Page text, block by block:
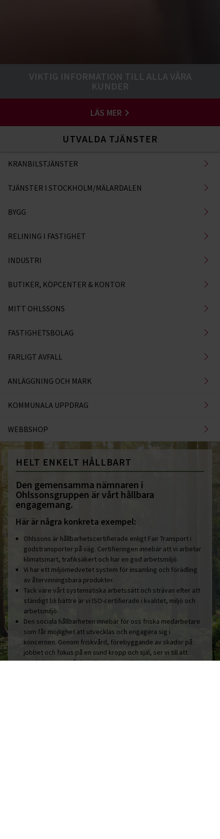
VIKTIG INFORMATION TILL ALLA VÅRA
KUNDER
LÄS MER
UTVALDA TJÄNSTER
KRANBILSTJÄNSTER
TJÄNSTER I STOCKHOLM/MÄLARDALEN
BYGG
RELINING I FASTIGHET
INDUSTRI
BUTIKER, KÖPCENTER & KONTOR
MITT OHLSSONS
FASTIGHETSBOLAG
FARLIGT AVFALL
ANLÄGGNING OCH MARK
KOMMUNALA UPPDRAG
WEBBSHOP
HELT ENKELT HÅLLBART
Den gemensamma nämnaren i
Ohlssonsgruppen är vårt hållbara
engagemang.
Här är några konkreta exempel:
Ohlssons är hållbarhetscertifierade enligt Fair Transport i
godstransporter på väg. Certifieringen innebär att vi arbetar
klimatsmart, trafiksäkert och har en god arbetsmiljö.
Vi har ett miljömedvetet system för insamling och förädling
av återvinningsbara produkter.
Tack vare vårt systematiska arbetssätt och strävan efter att
ständigt bli bättre är vi ISO-certifierade i kvalitet, miljö och
arbetsmiljö.
Den sociala hållbarheten innebär för oss friska medarbetare
som får möjlighet att utvecklas och engagera sig i
koncernen. Genom friskvård, förebyggande av skador på
jobbet och fokus på en sund kropp och själ, ser vi till att
medarbetarna mår bra, är engagerade och glada.